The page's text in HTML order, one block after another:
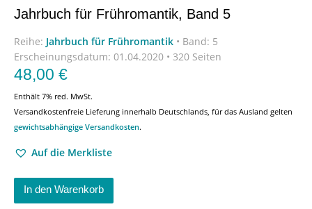
Jahrbuch für Frühromantik, Band 5
Reihe: Jahrbuch für Frühromantik • Band: 5
Erscheinungsdatum: 01.04.2020 • 320 Seiten
48,00 €
Enthält 7% red. MwSt.
Versandkostenfreie Lieferung innerhalb Deutschlands, für das Ausland gelten
gewichtsabhängige Versandkosten.
Auf die Merkliste
In den Warenkorb